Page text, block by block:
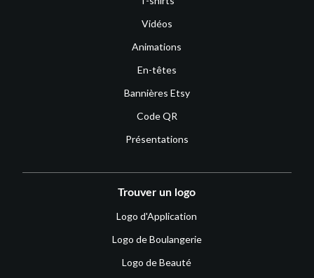
Vidéos
Animations
En-têtes
Bannières Etsy
Code QR
Présentations
Trouver un logo
Logo d'Application
Logo de Boulangerie
Logo de Beauté